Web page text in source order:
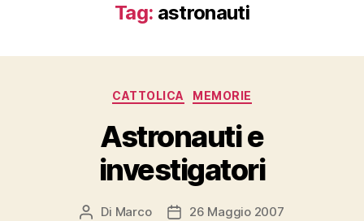
Tag: astronauti
Categorie
CATTOLICA MEMORIE
Astronauti e
investigatori
Autore
Di Marco
Data26 Maggio 2007